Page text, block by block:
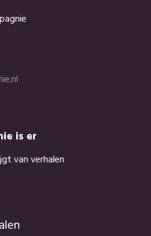
is er
van verhalen